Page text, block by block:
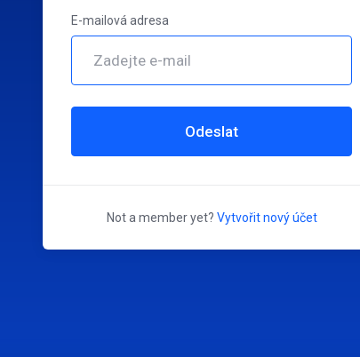
E-mailová adresa
Odeslat
Not a member yet? Vytvořit nový účet